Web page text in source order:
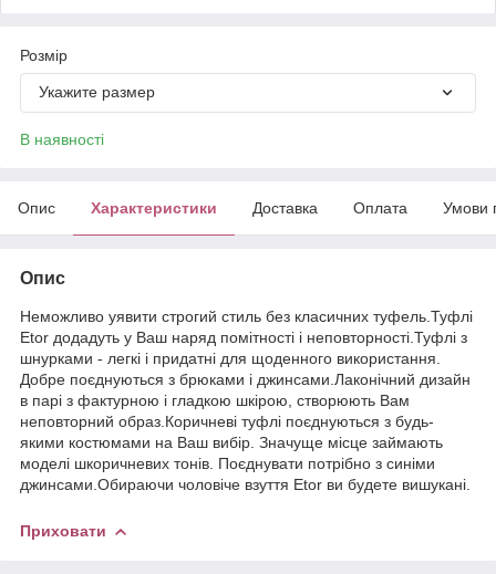
Розмір
Укажите размер
В наявності
Опис Характеристики Доставка Оплата Умови
Опис
Неможливо уявити строгий стиль без класичних туфель.Туфлі
Etor додадуть у Ваш наряд помітності і неповторності.Туфлі з
шнурками - легкі і придатні для щоденного використання.
Добре поєднуються з брюками і джинсами.Лаконічний дизайн
в парі з фактурною і гладкою шкірою, створюють Вам
неповторний образ.Коричневі туфлі поєднуються з будь-
якими костюмами на Ваш вибір. Значуще місце займають
моделі шкоричневих тонів. Поєднувати потрібно з синіми
джинсами.Обираючи чоловіче взуття Etor ви будете вишукані.
Приховати